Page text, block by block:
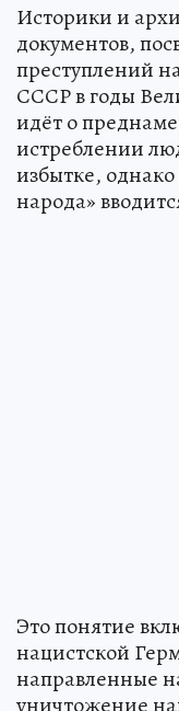
Историки и
документов,
преступлений
СССР в годы
идёт о
истреблении
избытке, однако
народа»
Это понятие
нацистской
направленные
уничтожение